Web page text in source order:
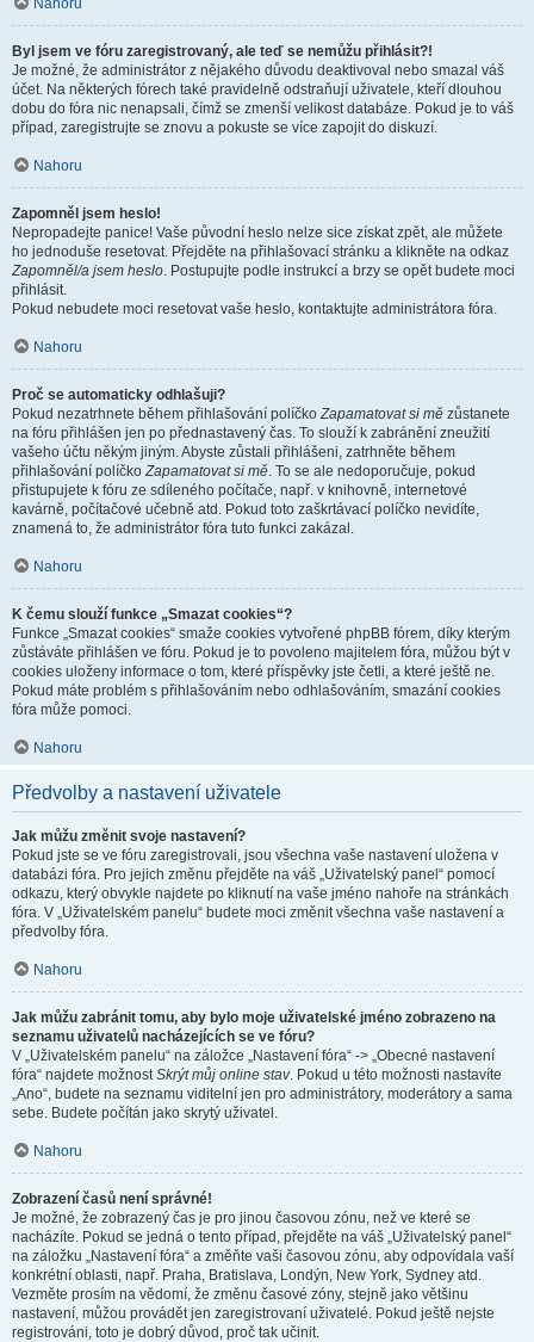
Nahoru
Byl jsem ve fóru zaregistrovaný, ale teď se nemůžu přihlásit?!
Je možné, že administrátor z nějakého důvodu deaktivoval nebo smazal váš
účet. Na některých fórech také pravidelně odstraňují uživatele, kteří dlouhou
dobu do fóra nic nenapsali, čímž se zmenší velikost databáze. Pokud je to váš
případ, zaregistrujte se znovu a pokuste se více zapojit do diskuzí.
Nahoru
Zapomněl jsem heslo!
Nepropadejte panice! Vaše původní heslo nelze sice získat zpět, ale můžete
ho jednoduše resetovat. Přejděte na přihlašovací stránku a klikněte na odkaz
Zapomněl/a jsem heslo. Postupujte podle instrukcí a brzy se opět budete moci
přihlásit.
Pokud nebudete moci resetovat vaše heslo, kontaktujte administrátora fóra.
Nahoru
Proč se automaticky odhlašuji?
Pokud nezatrhnete během přihlašování políčkoZapamatovat si mě zůstanete
na fóru přihlášen jen po přednastavený čas. To slouží k zabránění zneužití
vašeho účtu někým jiným. Abyste zůstali přihlášeni, zatrhněte během
přihlašování políčkoZapamatovat si mě. To se ale nedoporučuje, pokud
přistupujete k fóru ze sdíleného počítače, např. v knihovně, internetové
kavárně, počítačové učebně atd. Pokud toto zaškrtávací políčko nevidíte,
znamená to, že administrátor fóra tuto funkci zakázal.
Nahoru
K čemu slouží funkce „Smazat cookies“?
Funkce „Smazat cookies“ smaže cookies vytvořené phpBB fórem, díky kterým
zůstáváte přihlášen ve fóru. Pokud je to povoleno majitelem fóra, můžou být v
cookies uloženy informace o tom, které příspěvky jste četli, a které ještě ne.
Pokud máte problém s přihlašováním nebo odhlašováním, smazání cookies
fóra může pomoci.
Nahoru
Předvolby a nastavení uživatele
Jak můžu změnit svoje nastavení?
Pokud jste se ve fóru zaregistrovali, jsou všechna vaše nastavení uložena v
databázi fóra. Pro jejich změnu přejděte na váš „Uživatelský panel“ pomocí
odkazu, který obvykle najdete po kliknutí na vaše jméno nahoře na stránkách
fóra. V „Uživatelském panelu“ budete moci změnit všechna vaše nastavení a
předvolby fóra.
Nahoru
Jak můžu zabránit tomu, aby bylo moje uživatelské jméno zobrazeno na
seznamu uživatelů nacházejících se ve fóru?
V „Uživatelském panelu“ na záložce „Nastavení fóra“ -> „Obecné nastavení
fóra“ najdete možnostSkrýt můj online stav. Pokud u této možnosti nastavíte
„Ano“, budete na seznamu viditelní jen pro administrátory, moderátory a sama
sebe. Budete počítán jako skrytý uživatel.
Nahoru
Zobrazení časů není správné!
Je možné, že zobrazený čas je pro jinou časovou zónu, než ve které se
nacházíte. Pokud se jedná o tento případ, přejděte na váš „Uživatelský panel“
na záložku „Nastavení fóra“ a změňte vaši časovou zónu, aby odpovídala vaší
konkrétní oblasti, např. Praha, Bratislava, Londýn, New York, Sydney atd.
Vezměte prosím na vědomí, že změnu časové zóny, stejně jako většinu
nastavení, můžou provádět jen zaregistrovaní uživatelé. Pokud ještě nejste
registrováni, toto je dobrý důvod, proč tak učinit.